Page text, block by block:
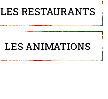
LES RESTAURANTS
LES ANIMATIONS